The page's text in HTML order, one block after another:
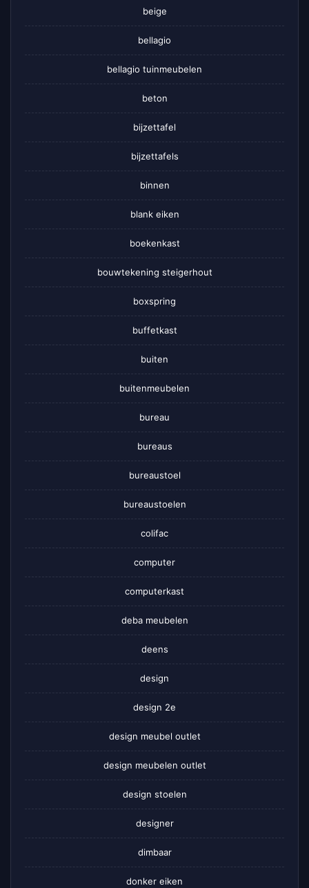
beige
bellagio
bellagio tuinmeubelen
beton
bijzettafel
bijzettafels
binnen
blank eiken
boekenkast
bouwtekening steigerhout
boxspring
buffetkast
buiten
buitenmeubelen
bureau
bureaus
bureaustoel
bureaustoelen
colifac
computer
computerkast
deba meubelen
deens
design
design 2e
design meubel outlet
design meubelen outlet
design stoelen
designer
dimbaar
donker eiken